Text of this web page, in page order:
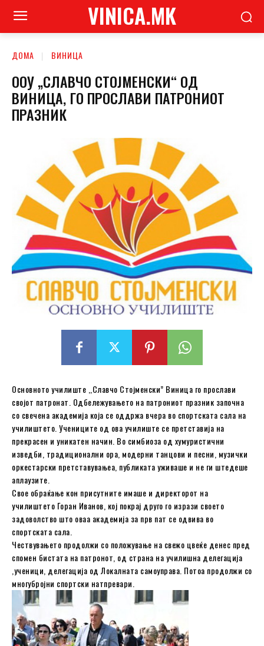
VINICA.MK
ДОМА ВИНИЦА
ООУ „СЛАВЧО СТОЈМЕНСКИ“ ОД
ВИНИЦА, ГО ПРОСЛАВИ ПАТРОНИОТ
ПРАЗНИК
Основното училиште ,,Славчо Стојменски” Виница го прослави
својот патронат. Одбележувањето на патрониот празник започна
со свечена академија која се оддржа вчера во спортската сала на
училиштето. Учениците од ова училиште се претставија на
прекрасен и уникатен начин. Во симбиоза од хумуристични
изведби, традиционални ора, модерни танцови и песни, музички
оркестарски претставувањеа, публиката уживаше и не ги штедеше
аплаузите.
Свое обраќање кон присутните имаше и директорот на
училиштето Горан Иванов, кој покрај друго го изрази своето
задоволство што оваа академија за прв пат се одвива во
спортската сала.
Чествувањето продолжи со положување на свежо цвеќе денес пред
спомен бистата на патронот, од страна на училишна делегација
,ученици, делегација од Локалната самоуправа. Потоа продолжи со
многубројни спортски натпревари.